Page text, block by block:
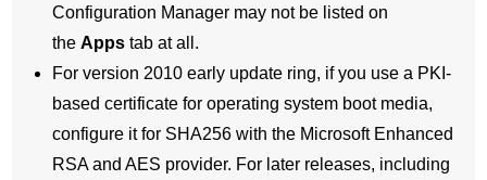
Configuration Manager may not be listed on
theApps tab at all.
For version 2010 early update ring, if you use a PKI-
based certificate for operating system boot media,
configure it for SHA256 with the Microsoft Enhanced
RSA and AES provider. For later releases, including